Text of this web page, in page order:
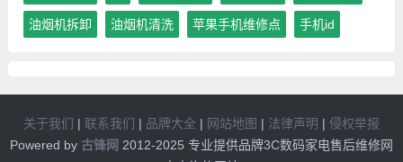
油烟机拆卸 油烟机清洗 苹果手机维修点 手机id
关于我们 | 联系我们 | 品牌大全| 网站地图 | 法律声明 | 侵权举报
Powered by 古锋网 2012-2025 专业提供品牌3C数码家电售后维修网